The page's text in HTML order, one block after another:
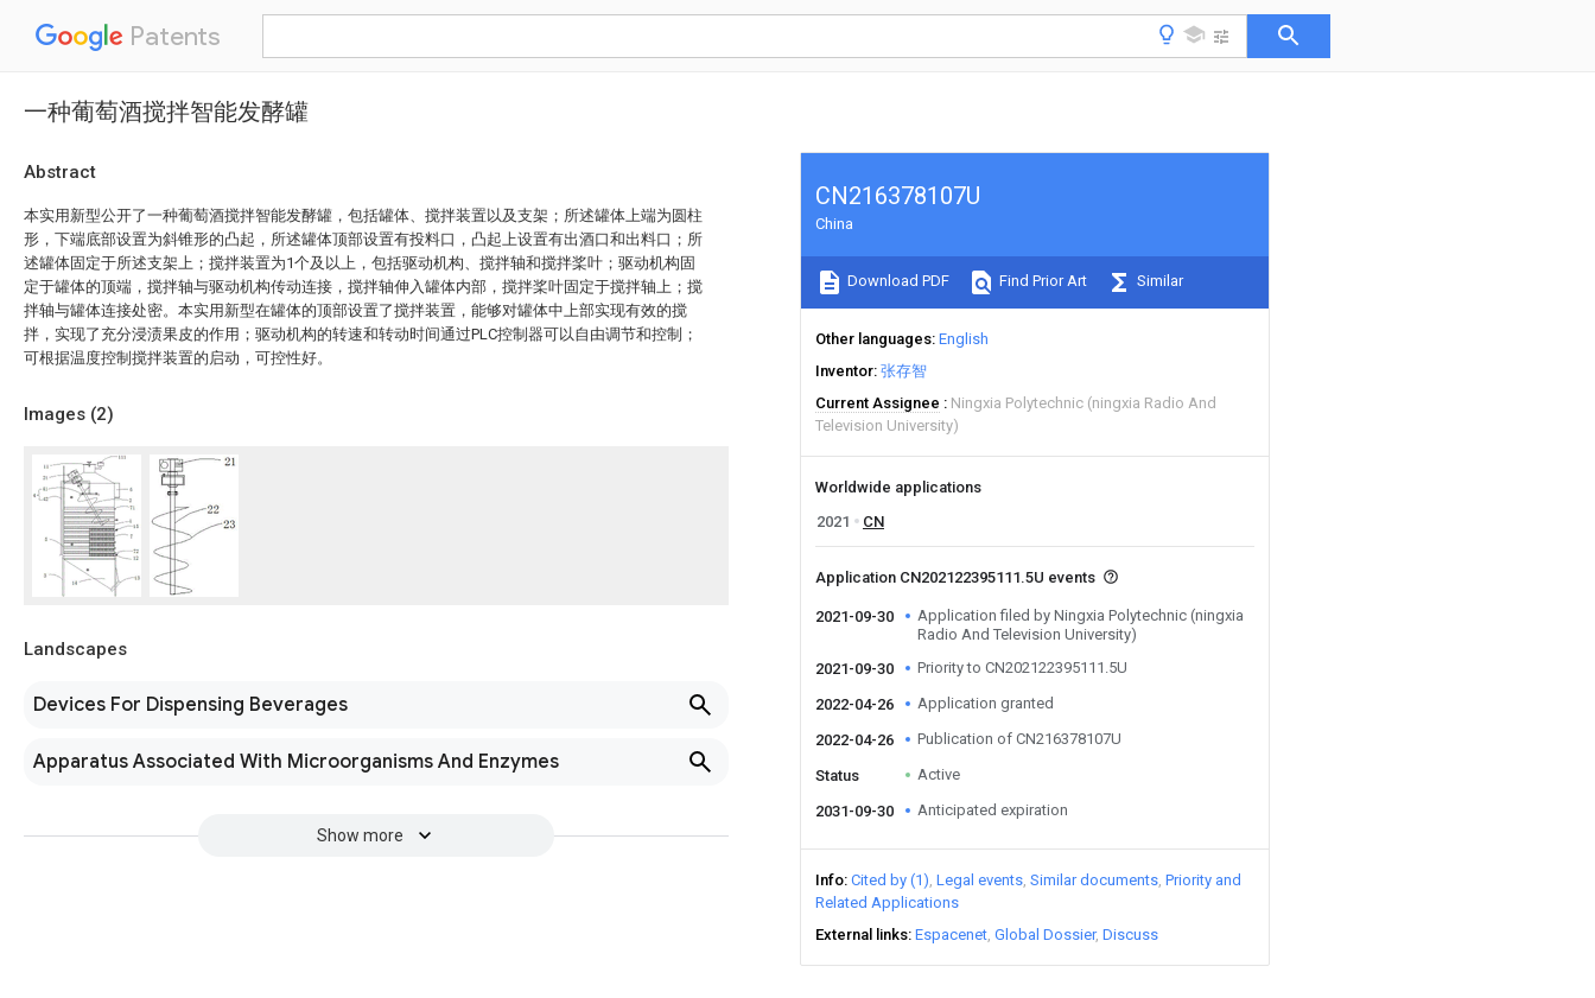
Patents
一种葡萄酒搅拌智能发酵罐
Abstract
本实用新型公开了一种葡萄酒搅拌智能发酵罐，包括罐体、搅拌装置以及支架；所述罐体上端为圆柱
形，下端底部设置为斜锥形的凸起，所述罐体顶部设置有投料口，凸起上设置有出酒口和出料口；所
述罐体固定于所述支架上；搅拌装置为1个及以上，包括驱动机构、搅拌轴和搅拌桨叶；驱动机构固
定于罐体的顶端，搅拌轴与驱动机构传动连接，搅拌轴伸入罐体内部，搅拌桨叶固定于搅拌轴上；搅
拌轴与罐体连接处密。本实用新型在罐体的顶部设置了搅拌装置，能够对罐体中上部实现有效的搅
拌，实现了充分浸渍果皮的作用；驱动机构的转速和转动时间通过PLC控制器可以自由调节和控制；
可根据温度控制搅拌装置的启动，可控性好。
Images (2)
Landscapes
Devices For Dispensing Beverages
Apparatus Associated With Microorganisms And Enzymes
Show more
CN216378107U
China
Download PDF Find Prior Art Similar
Other languages English
Inventor 张存智
Current Assignee
Ningxia Polytechnic (ningxia Radio And
Television University)
Worldwide applications
2021
CN
Application CN202122395111.5U events
2021-09-30
Application filed by Ningxia Polytechnic (ningxia
Radio And Television University)
2021-09-30
Priority to CN202122395111.5U
2022-04-26 Application granted
2022-04-26 Publication of CN216378107U
Status Active
2031-09-30 Anticipated expiration
Info Cited by (1) Legal events Similar documents Priority and
Related Applications
External links Espacenet Global Dossier Discuss